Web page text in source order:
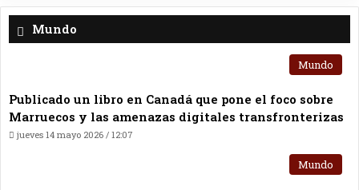
Mundo
Mundo
Publicado un libro en Canadá que pone el foco sobre
Marruecos y las amenazas digitales transfronterizas
jueves 14 mayo 2026 / 12:07
Mundo